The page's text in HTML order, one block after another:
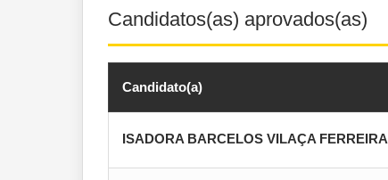
Candidatos(as) aprovados(as)
Candidato(a)
ISADORA BARCELOS VILAÇA FERREIRA